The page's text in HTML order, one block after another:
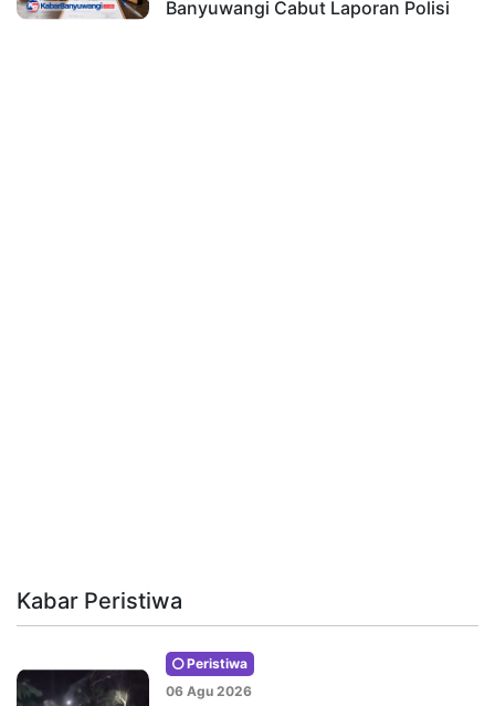
Banyuwangi Cabut Laporan Polisi
Kabar Peristiwa
Peristiwa
06 Agu 2026